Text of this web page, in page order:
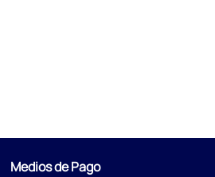
Medios de Pago